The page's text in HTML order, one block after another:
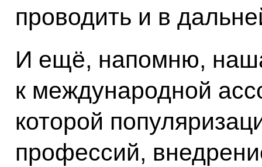
проводить и в
И ещё, напомню,
к международной
которой
профессий,